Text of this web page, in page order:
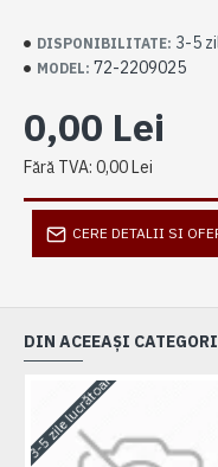
DISPONIBILITATE: 3-5
MODEL: 72-2209025
0,00 Lei
Fără TVA: 0,00 Lei
CERE DETALII SI
DIN ACEEAȘI
3-5 zile lucrătoare